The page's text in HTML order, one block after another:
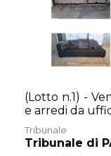
ID procedura
giudiziaria
ID registro
ID rito
ID tribunale
Tribunale
Registro
(Lotto n.1) -
e arredi da
Tribunale
Tribunale di